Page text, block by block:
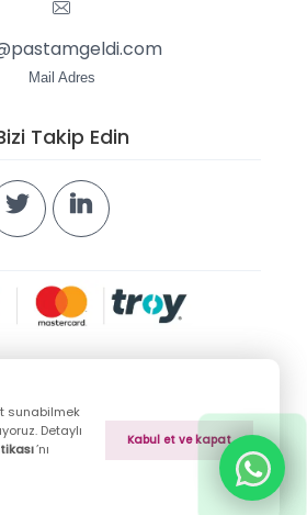
Mail Adres
Takip Edin
pastamgeldi.com. Tüm hakları
saklıdır.
sunabilmek
Detaylı
’nı
Kabul et ve kapat